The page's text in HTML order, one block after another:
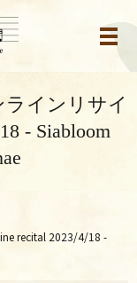
メ
インリサイ
- Siabloom
recital 2023/4/18 -